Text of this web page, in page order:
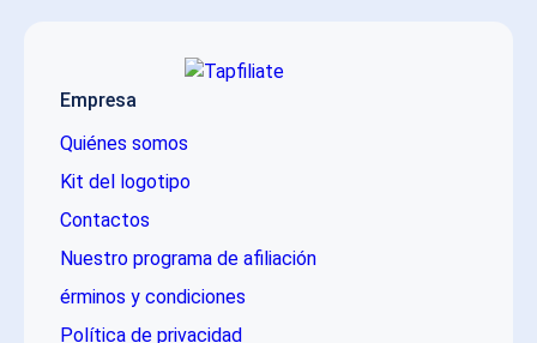
Empresa
Quiénes somos
Kit del logotipo
Contactos
Nuestro programa de afiliación
érminos y condiciones
Política de privacidad